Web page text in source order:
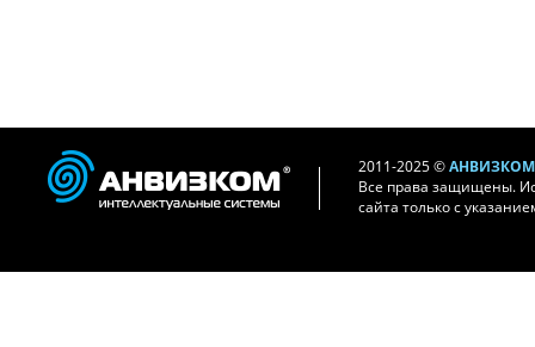
2011-2025 ©
Все права защищены.
сайта только с